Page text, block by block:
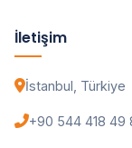
İletişim
İstanbul, Türkiye
+90 544 418 49